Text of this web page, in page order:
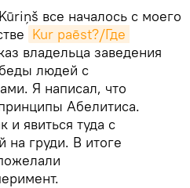
все началось с моего
Kur paēst?/Где
владельца заведения
людей с
Я написал, что
Абелитиса.
и явиться туда с
на груди. В итоге